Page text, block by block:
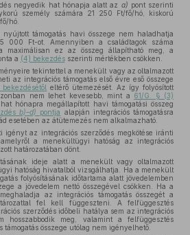
negyedik hat hónapja alatt az a) pont szerinti
személy számára 21 250 Ft/fő/hó, kiskorú
hó.
nyújtott támogatás havi összege nem haladhatja
000 Ft-ot. Amennyiben a családtagok száma
maximálisan ez az összeg állapítható meg, a
a (4) bekezdésszerinti mértékben csökken.
tekintettel a menekült vagy az oltalmazott
az integrációs támogatás első évre eső összege
eltérő ütemezését. Az így folyósított
nem lehet kevesebb, mint a 61/G. § (3)
hónapra megállapított havi támogatási összeg
b)–d) pontja alapján integrációs támogatásra
esetében az átütemezés nem alkalmazható.
igényt az integrációs szerződés megkötése iránti
a menekültügyi hatóság az integrációs
határozatában dönt.
ideje alatt a menekült vagy oltalmazott
hatóság hivatalból vizsgálhatja. Ha a menekült
folyósításának időtartama alatt jövedelemben
a jövedelem nettó összegével csökken. Ha a
az integrációs támogatás összegét a
fel kell függeszteni. A felfüggesztés
szerződés időbeli hatálya sem az integrációs
hosszabbodik meg, valamint a felfüggesztés
támogatás összege utólag nem igényelhető.